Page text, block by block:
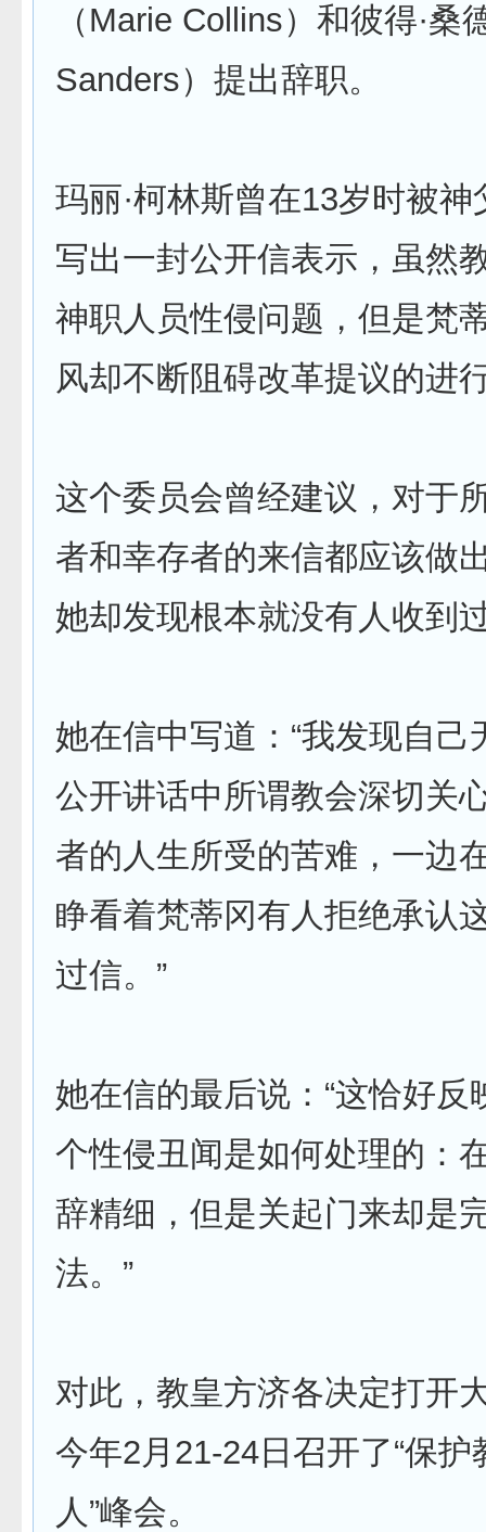
（Marie Collins）和彼得·桑
Sanders）提出辞职。
玛丽·柯林斯曾在13岁时被神
写出一封公开信表示，虽然
神职人员性侵问题，但是梵
风却不断阻碍改革提议的进
这个委员会曾经建议，对于
者和幸存者的来信都应该做
她却发现根本就没有人收到
她在信中写道：“我发现自己
公开讲话中所谓教会深切关
者的人生所受的苦难，一边
睁看着梵蒂冈有人拒绝承认
过信。”
她在信的最后说：“这恰好反
个性侵丑闻是如何处理的：
辞精细，但是关起门来却是
法。”
对此，教皇方济各决定打开
今年2月21-24日召开了“保护
人”峰会。